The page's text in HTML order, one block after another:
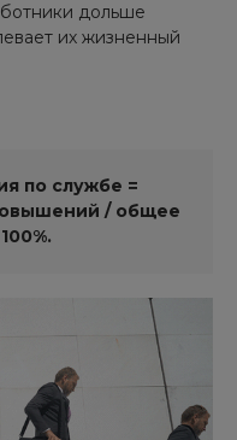
дольше
их жизненный
по службе =
/ общее